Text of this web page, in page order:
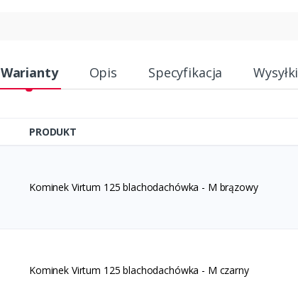
Warianty Opis Specyfikacja Wysyłki
PRODUKT
Kominek Virtum 125 blachodachówka - M brązowy
Kominek Virtum 125 blachodachówka - M czarny